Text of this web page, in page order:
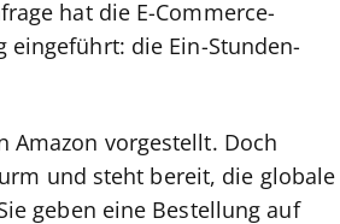
hat die E-Commerce-
eingeführt: die Ein-Stunden-
Amazon vorgestellt. Doch
und steht bereit, die globale
geben eine Bestellung auf